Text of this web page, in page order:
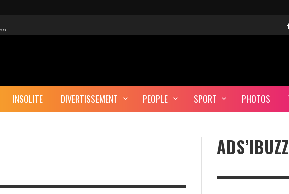
UNE CYBER-ATTAQUE?
ENTERRÉ EN TUNISIE?
INSOLITE DIVERTISSEMENT PEOPLE SPORT PHOTOS
ADS’IBUZZ